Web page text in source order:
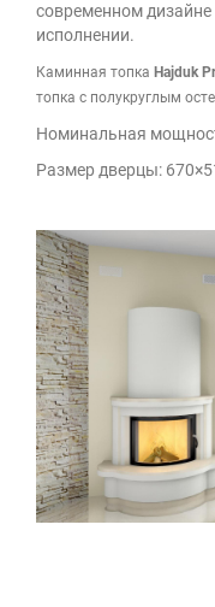
современном
исполнении.
Каминная топка Hajduk
топка с полукруглым
Номинальная
Размер дверцы: